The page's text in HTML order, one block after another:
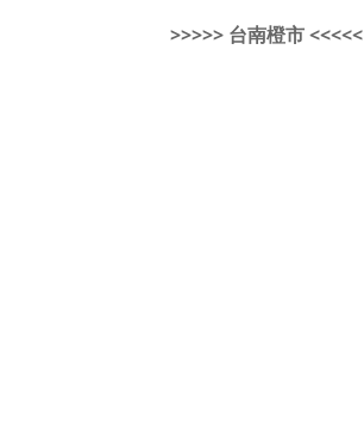
>>>>> 台南橙市 <<<<<